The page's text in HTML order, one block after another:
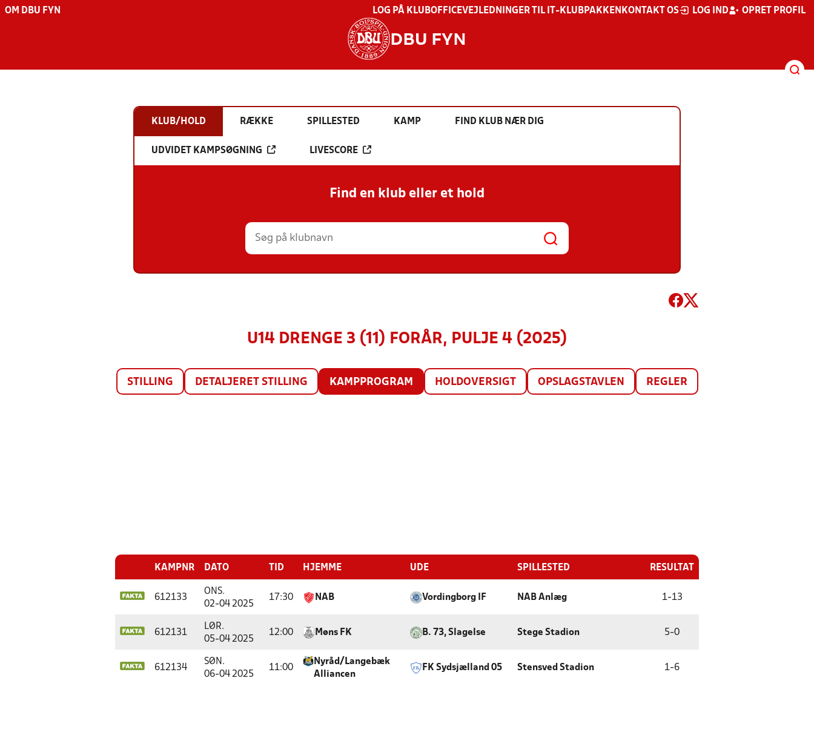
OM DBU FYN LOG PÅ KLUBOFFICEVEJLEDNINGER TIL IT-KLUBPAKKEN KONTAKT OS LOG IND OPRET PROFIL
DBU FYN
KLUB/HOLD RÆKKE SPILLESTED KAMP FIND KLUB NÆR DIG
UDVIDET KAMPSØGNING LIVESCORE
Find en klub eller et hold
U14 DRENGE 3 (11) FORÅR, PULJE 4 (2025)
STILLING DETALJERET STILLING KAMPPROGRAM HOLDOVERSIGT OPSLAGSTAVLEN REGLER
KAMPNR DATO TID HJEMME UDE SPILLESTED RESULTAT
612133
ONS.
02-04 2025
17:30 NAB Vordingborg IF NAB Anlæg 1-13
612131
LØR.
05-04 2025
12:00 Møns FK B. 73, Slagelse Stege Stadion 5-0
612134
SØN.
06-04 2025
11:00
Nyråd/Langebæk
Alliancen
FK Sydsjælland 05 Stensved Stadion 1-6